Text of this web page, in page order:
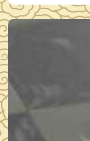
要点。首先讲解了藏